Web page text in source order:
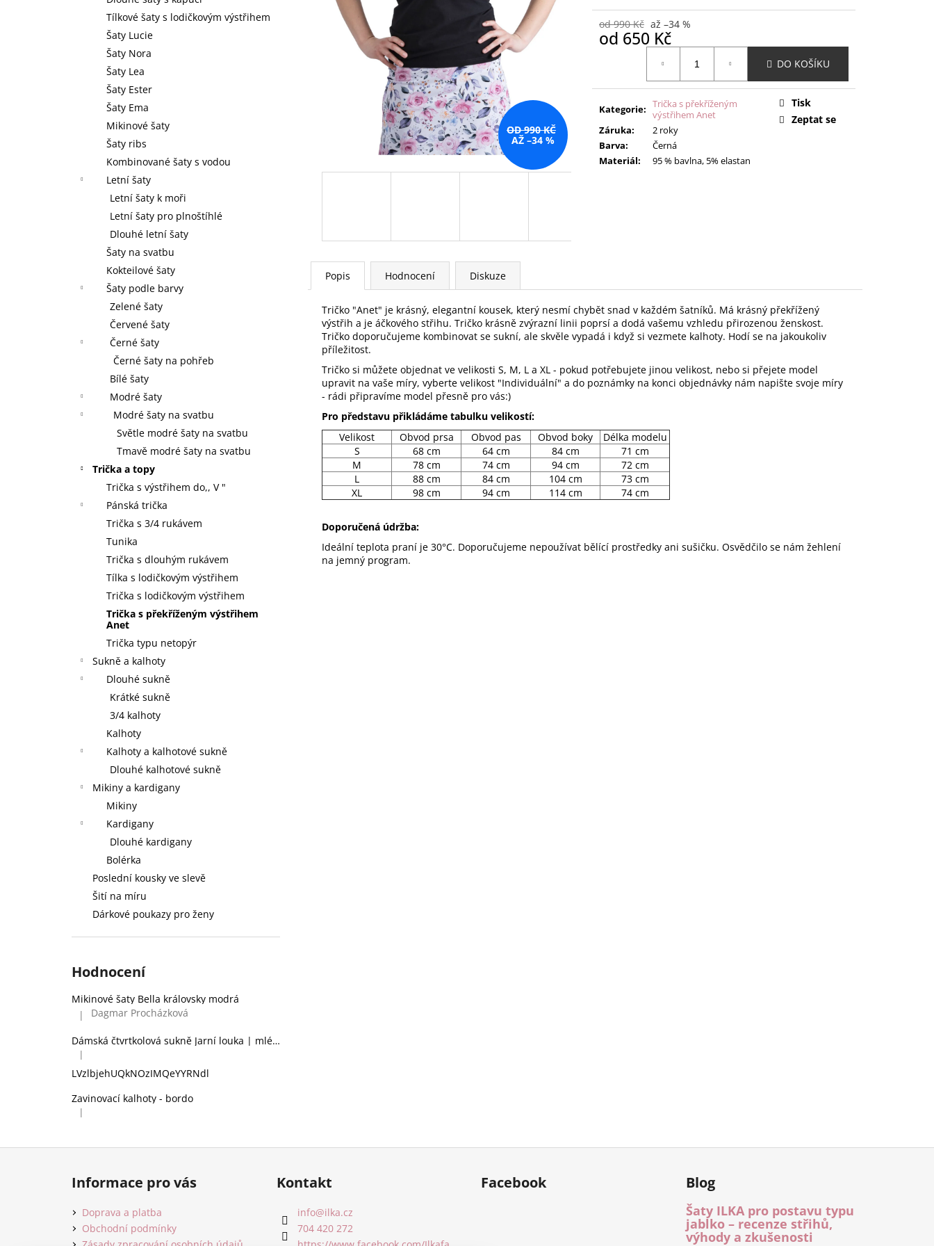
Tílkové šaty s lodičkovým výstřihem
Šaty Lucie
Šaty Nora
Šaty Lea
Šaty Ester
Šaty Ema
Mikinové šaty
Šaty ribs
Kombinované šaty s vodou
Letní šaty
Letní šaty k moři
Letní šaty pro plnoštíhlé
Dlouhé letní šaty
Šaty na svatbu
Kokteilové šaty
Šaty podle barvy
Zelené šaty
Červené šaty
Černé šaty
Černé šaty na pohřeb
Bílé šaty
Modré šaty
Modré šaty na svatbu
Světle modré šaty na svatbu
Tmavě modré šaty na svatbu
Trička a topy
Trička s výstřihem do,, V "
Pánská trička
Trička s 3/4 rukávem
Tunika
Trička s dlouhým rukávem
Tílka s lodičkovým výstřihem
Trička s lodičkovým výstřihem
Trička s překříženým výstřihem
Anet
Trička typu netopýr
Sukně a kalhoty
Dlouhé sukně
Krátké sukně
3/4 kalhoty
Kalhoty
Kalhoty a kalhotové sukně
Dlouhé kalhotové sukně
Mikiny a kardigany
Mikiny
Kardigany
Dlouhé kardigany
Bolérka
Poslední kousky ve slevě
Šití na míru
Dárkové poukazy pro ženy
Hodnocení
Mikinové šaty Bella královsky modrá
Hodnocení produktu je 5 z 5 hvězdiček.
| Dagmar Procházková
Dámská čtvrtkolová sukně Jarní louka | mléčné hedvábí
Hodnocení produktu je 2 z 5 hvězdiček.
|
LVzlbjehUQkNOzIMQeYYRNdl
Zavinovací kalhoty - bordo
Hodnocení produktu je 5 z 5 hvězdiček.
|
od 990 Kč až –34 %
od 650 Kč
DO KOŠÍKU
Kategorie: Trička s překříženým
výstřihem Anet
Záruka:
2 roky
Barva:
Černá
Materiál: 95 % bavlna, 5% elastan
Tisk
Zeptat se
OD 990 KČ
AŽ –34 %
Popis Hodnocení Diskuze
Tričko "Anet" je krásný, elegantní kousek, který nesmí chybět snad v každém šatníků. Má krásný překřížený
výstřih a je áčkového střihu. Tričko krásně zvýrazní linii poprsí a dodá vašemu vzhledu přirozenou ženskost.
Tričko doporučujeme kombinovat se sukní, ale skvěle vypadá i když si vezmete kalhoty. Hodí se na jakoukoliv
příležitost.
Tričko si můžete objednat ve velikosti S, M, L a XL - pokud potřebujete jinou velikost, nebo si přejete model
upravit na vaše míry, vyberte velikost "Individuální" a do poznámky na konci objednávky nám napište svoje míry
- rádi připravíme model přesně pro vás:)
Pro představu přikládáme tabulku velikostí:
Velikost
Obvod prsa Obvod pas Obvod boky
Délka modelu
S
68 cm 64 cm 84 cm
71 cm
M
78 cm 74 cm 94 cm
72 cm
L
88 cm 84 cm 104 cm
73 cm
XL
98 cm 94 cm 114 cm 74 cm
Doporučená údržba:
Ideální teplota praní je 30°C. Doporučujeme nepoužívat bělící prostředky ani sušičku. Osvědčilo se nám žehlení
na jemný program.
Z
Informace pro vás
Doprava a platba
Obchodní podmínky
Kontakt
info@ilka.cz
704 420 272
Facebook Blog
Šaty ILKA pro postavu typu
jablko – recenze střihů,
výhody a zkušenosti